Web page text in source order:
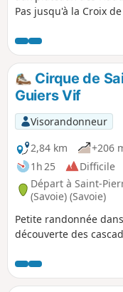
Pas jusqu'à la Croix
Cirque de
Guiers Vif
Visorandonneur
2,84 km
+206
1h 25
Difficile
Départ à Saint-
(Savoie) (Savoie)
Petite randonnée
découverte des